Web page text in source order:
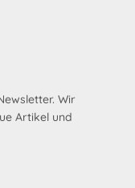
Wir
Artikel und